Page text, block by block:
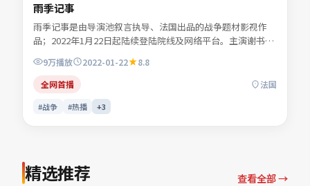
雨季记事
雨季记事是由导演池叙言执导、法国出品的战争题材影视作
品；2022年1月22日起陆续登陆院线及网络平台。主演谢书
砚、宁舒言、贺叙白等共同诠释一段充满转折的人物命运。叙
事在不同时间线之间轻盈跳转，尾声回扣令人回味。适合检索
「战争电影」「法国影片」「2022年上映」等关键词的观众
9万播放 2022-01-22
8.8
全网首播
法国
#战争 #热播 +3
精选推荐 查看全部 →